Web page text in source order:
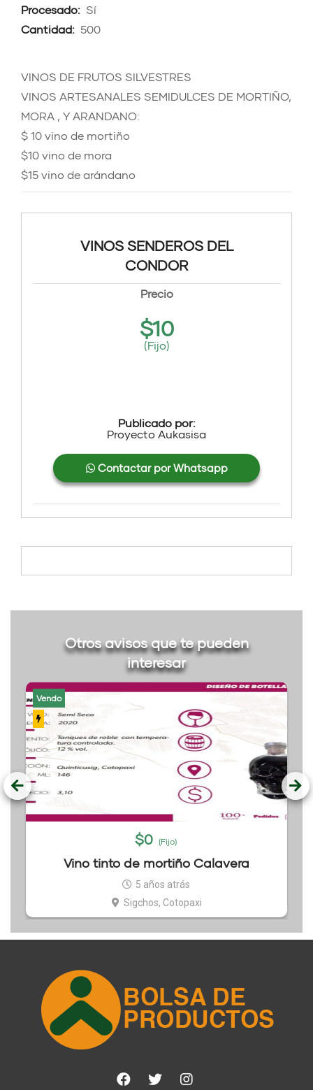
Procesado: Sí
Cantidad: 500
VINOS DE FRUTOS SILVESTRES
VINOS ARTESANALES SEMIDULCES DE MORTIÑO,
MORA , Y ARANDANO:
$ 10 vino de mortiño
$10 vino de mora
$15 vino de arándano
VINOS SENDEROS DEL
CONDOR
Precio
$10
(Fijo)
Publicado por:
Proyecto Aukasisa
Contactar por Whatsapp
Otros avisos que te pueden
interesar
Vendo
$0 (Fijo)
Vino tinto de mortiño Calavera
5 años atrás
Sigchos, Cotopaxi